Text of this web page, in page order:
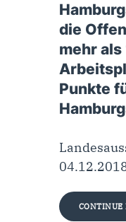
die
mehr
Punkte
CONTINUE